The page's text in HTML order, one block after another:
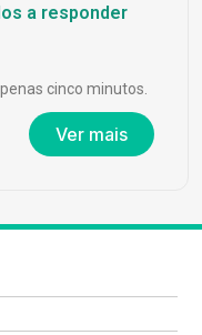
a responder
cinco minutos.
Ver mais